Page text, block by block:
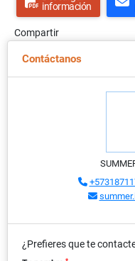
información
Compartir
Contáctanos
¿Prefieres que te